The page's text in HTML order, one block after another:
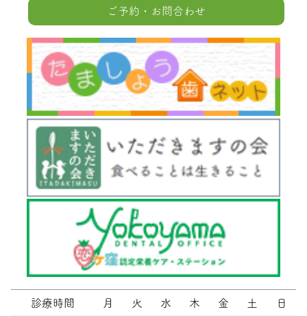
ご予約・お問合わせ
診療時間 月 火 水 木 金 土 日